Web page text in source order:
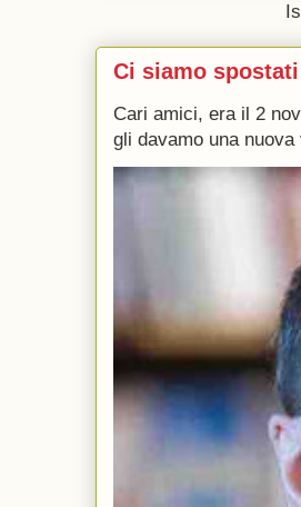
Ci siamo
Cari amici, era il 2
gli davamo una